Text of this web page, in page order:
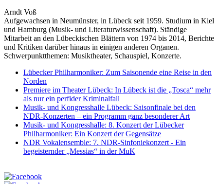
Arndt Voß
Aufgewachsen in Neumünster, in Lübeck seit 1959. Studium in Kiel
und Hamburg (Musik- und Literaturwissenschaft). Ständige
Mitarbeit an den Lübeckischen Blättern von 1974 bis 2014, Berichte
und Kritiken darüber hinaus in einigen anderen Organen.
Schwerpunktthemen: Musiktheater, Schauspiel, Konzerte.
Lübecker Philharmoniker: Zum Saisonende eine Reise in den
Norden
Premiere im Theater Lübeck: In Lübeck ist die „Tosca“ mehr
als nur ein perfider Kriminalfall
Musik- und Kongresshalle Lübeck: Saisonfinale bei den
NDR-Konzerten – ein Programm ganz besonderer Art
Musik- und Kongresshalle: 8. Konzert der Lübecker
Philharmoniker: Ein Konzert der Gegensätze
NDR Vokalensemble: 7. NDR-Sinfoniekonzert - Ein
begeisternder „Messias“ in der MuK